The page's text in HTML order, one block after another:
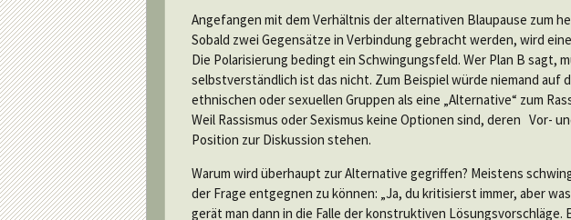
Angefangen mit dem Verhältnis der alternativen Blaupause zum
Sobald zwei Gegensätze in Verbindung gebracht werden, wird
Die Polarisierung bedingt ein Schwingungsfeld. Wer Plan B sagt,
selbstverständlich ist das nicht. Zum Beispiel würde niemand auf
ethnischen oder sexuellen Gruppen als eine „Alternative“ zum
Weil Rassismus oder Sexismus keine Optionen sind, deren Vor-
Position zur Diskussion stehen.
Warum wird überhaupt zur Alternative gegriffen? Meistens
der Frage entgegnen zu können: „Ja, du kritisierst immer, aber
gerät man dann in die Falle der konstruktiven Lösungsvorschläge.